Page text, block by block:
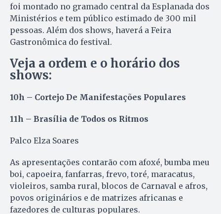
foi montado no gramado central da Esplanada dos
Ministérios e tem público estimado de 300 mil
pessoas. Além dos shows, haverá a Feira
Gastronômica do festival.
Veja a ordem e o horário dos
shows:
10h – Cortejo De Manifestações Populares
11h – Brasília de Todos os Ritmos
Palco Elza Soares
As apresentações contarão com afoxé, bumba meu
boi, capoeira, fanfarras, frevo, toré, maracatus,
violeiros, samba rural, blocos de Carnaval e afros,
povos originários e de matrizes africanas e
fazedores de culturas populares.